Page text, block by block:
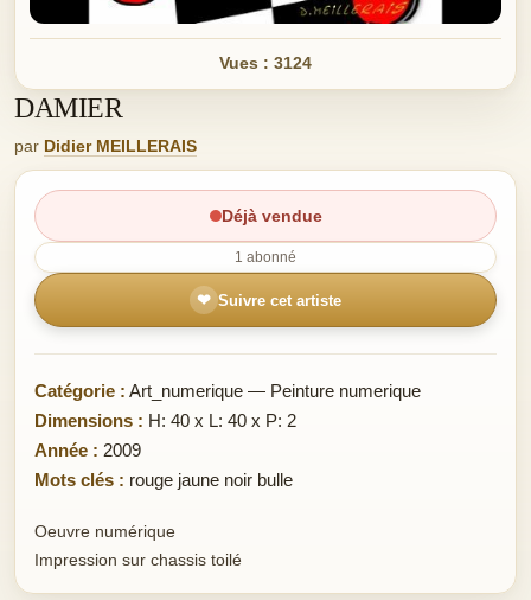
Vues : 3124
DAMIER
par Didier MEILLERAIS
Déjà vendue
1 abonné
❤ Suivre cet artiste
Catégorie : Art_numerique — Peinture numerique
Dimensions : H: 40 x L: 40 x P: 2
Année : 2009
Mots clés : rouge jaune noir bulle
Oeuvre numérique
Impression sur chassis toilé